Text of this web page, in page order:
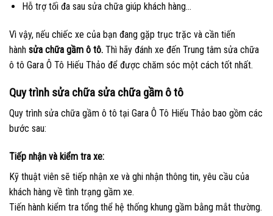
Hỗ trợ tối đa sau sửa chữa giúp khách hàng…
Vì vậy, nếu chiếc xe của bạn đang gặp trục trặc và cần tiến
hành sửa chữa gầm ô tô. Thì hãy đánh xe đến Trung tâm sửa chữa
ô tô Gara Ô Tô Hiếu Thảo để được chăm sóc một cách tốt nhất.
Quy trình sửa chữa sửa chữa gầm ô tô
Quy trình sửa chữa gầm ô tô tại Gara Ô Tô Hiếu Thảo bao gồm các
bước sau:
Tiếp nhận và kiểm tra xe:
Kỹ thuật viên sẽ tiếp nhận xe và ghi nhận thông tin, yêu cầu của
khách hàng về tình trạng gầm xe.
Tiến hành kiểm tra tổng thể hệ thống khung gầm bằng mắt thường.